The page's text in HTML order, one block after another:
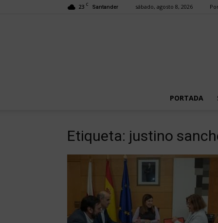
23 C Santander sábado, agosto 8, 2026
PORTADA
Etiqueta: justino